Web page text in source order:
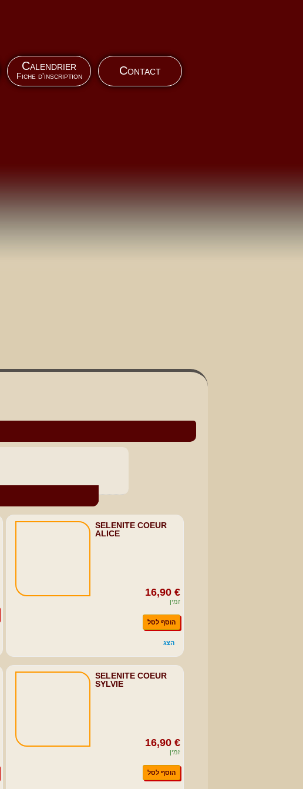
Calendrier
Fiche d'inscription Contact
SELENITE COEUR
ALICE
16,90 €
זמין
הוסף לסל
הצג
SELENITE COEUR
SYLVIE
16,90 €
זמין
הוסף לסל